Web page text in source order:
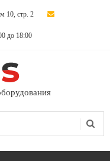
10, стр. 2
до 18:00